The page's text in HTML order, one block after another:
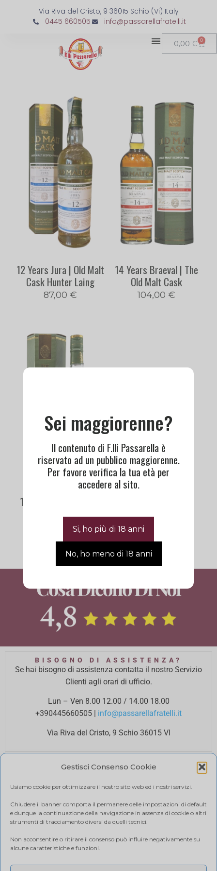
Gestisci Consenso Cookie
Usiamo cookie per ottimizzare il nostro sito web ed i nostri servizi.
Chiudere il banner comporta il permanere delle impostazioni di default
e dunque la continuazione della navigazione in assenza di cookie o altri
strumenti di tracciamento diversi da quelli tecnici.
Non acconsentire o ritirare il consenso può influire negativamente su
alcune caratteristiche e funzioni.
Via Riva del Cristo, 9 36015 Schio (Vi) Italy
0445 660505
info@passarellafratelli.it
0,00€ 0
12 Years Jura | Old Malt
Cask Hunter Laing
87,00 €
14 Years Braeval | The
Old Malt Cask
104,00 €
14 Years Fettercairn |
The Old Malt Cask
€
Cosa Dicono Di Noi
BISOGNO DI ASSISTENZA?
Se hai bisogno di assistenza contatta il nostro Servizio
Clienti agli orari di ufficio.
Lun – Ven 8.00 12.00 / 14.00 18.00
+390445660505
info@passarellafratelli.it
Via Riva del Cristo, 9 Schio 36015 VI
I tuoi pagamenti online sono protetti e accettiamo il
RIMBORSI E RESI
Politica di reso
SPEDIZIONE
alla quantità di acquisto. Visualizza il tuo carrello.
Sei maggiorenne?
Il contenuto di F.lli Passarella è
riservato ad un pubblico maggiorenne.
Per favore verifica la tua età per
accedere al sito.